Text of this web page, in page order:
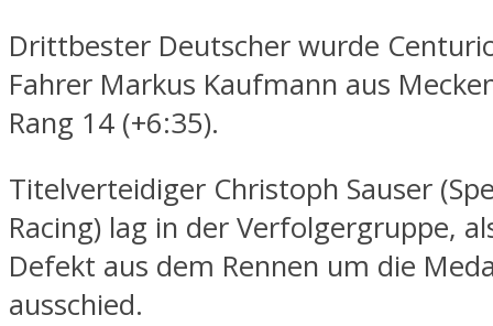
Drittbester Deutscher wurde
Fahrer Markus Kaufmann aus
Rang 14 (+6:35).
Titelverteidiger Christoph Sauser
Racing) lag in der Verfolgergruppe,
Defekt aus dem Rennen um die
ausschied.